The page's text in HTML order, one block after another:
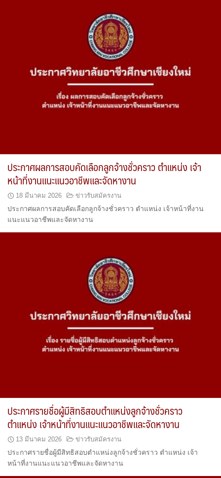
ประกาศผลการสอบคัดเลือกลูกจ้างชั่วคราว ตำแหน่ง เจ้า
หน้าที่งานแนะแนวอาชีพและจัดหางาน
18 มีนาคม 2026 ข่าวรับสมัครงาน
ประกาศผลการสอบคัดเลือกลูกจ้างชั่วคราว ตำแหน่ง เจ้าหน้าที่งาน
แนะแนวอาชีพและจัดหางาน
ประกาศรายชื่อผู้มีสิทธิสอบตำแหน่งลูกจ้างชั่วคราว
ตำแหน่ง เจ้าหน้าที่งานแนะแนวอาชีพและจัดหางาน
13 มีนาคม 2026 ข่าวรับสมัครงาน
ประกาศรายชื่อผู้มีสิทธิสอบตำแหน่งลูกจ้างชั่วคราว ตำแหน่ง เจ้า
หน้าที่งานแนะแนวอาชีพและจัดหางาน